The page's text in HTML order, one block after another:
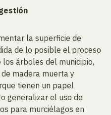
la superficie de
de lo posible el proceso
árboles del municipio,
madera muerta y
tienen un papel
generalizar el uso de
para murciélagos en